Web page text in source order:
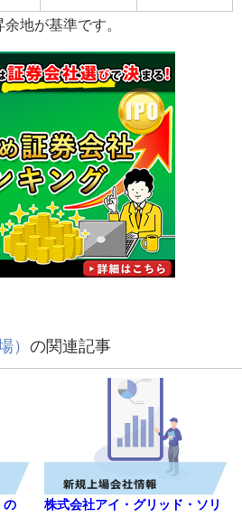
地が基準です。
） の関連記事
の
株式会社アイ・グリッド・ソリ